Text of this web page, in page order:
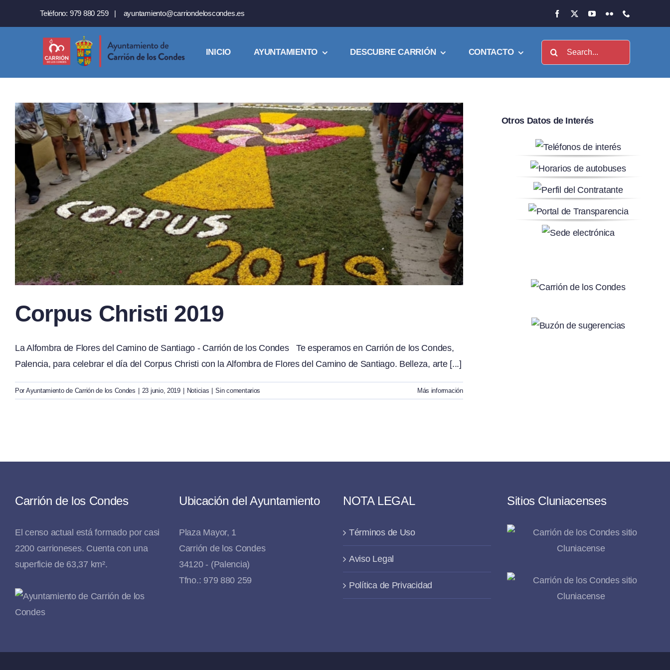
Teléfono: 979 880 259 | ayuntamiento@carriondeloscondes.es
INICIO AYUNTAMIENTO DESCUBRE CARRIÓN CONTACTO Buscar:
Corpus Christi 2019
La Alfombra de Flores del Camino de Santiago - Carrión de los Condes Te esperamos en Carrión de los Condes,
Palencia, para celebrar el día del Corpus Christi con la Alfombra de Flores del Camino de Santiago. Belleza, arte [...]
Por Ayuntamiento de Carrión de los Condes 23 junio, 2019 Noticias Sin comentarios Más información
Otros Datos de Interés
Carrión de los Condes
El censo actual está formado por casi
2200 carrioneses. Cuenta con una
superficie de 63,37 km².
Ubicación del Ayuntamiento
Plaza Mayor, 1
Carrión de los Condes
34120 - (Palencia)
Tfno.: 979 880 259
NOTA LEGAL
Términos de Uso
Aviso Legal
Política de Privacidad
Sitios Cluniacenses